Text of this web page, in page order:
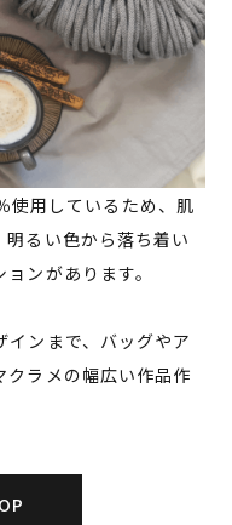
用しているため、肌
るい色から落ち着い
ンがあります。
ンまで、バッグやア
クラメの幅広い作品作